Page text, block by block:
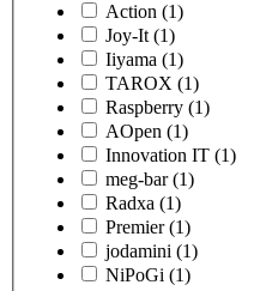
Action (1)
Joy-It (1)
Iiyama (1)
TAROX (1)
Raspberry (1)
AOpen (1)
Innovation IT (1)
meg-bar (1)
Radxa (1)
Premier (1)
jodamini (1)
NiPoGi (1)